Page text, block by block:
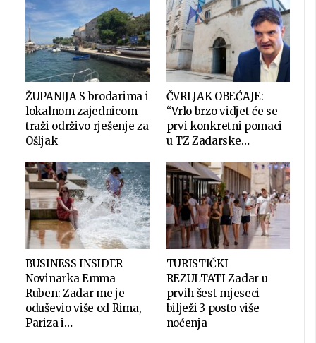
ŽUPANIJA S brodarima i
lokalnom zajednicom
traži održivo rješenje za
Ošljak
ČVRLJAK OBEĆAJE:
“Vrlo brzo vidjet će se
prvi konkretni pomaci
u TZ Zadarske…
BUSINESS INSIDER
Novinarka Emma
Ruben: Zadar me je
oduševio više od Rima,
Pariza i…
TURISTIČKI
REZULTATI Zadar u
prvih šest mjeseci
bilježi 3 posto više
noćenja